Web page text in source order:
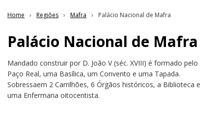
Home Regiões Mafra Palácio Nacional de Mafra
Palácio Nacional de Mafra
Mandado construir por D. João V (séc. XVIII) é formado pelo
Paço Real, uma Basílica, um Convento e uma Tapada.
Sobressaem 2 Carrilhões, 6 Órgãos históricos, a Biblioteca e
uma Enfermaria oitocentista.